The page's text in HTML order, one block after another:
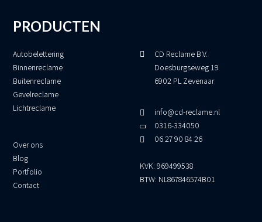
PRODUCTEN
Autobelettering
Binnenreclame
Buitenreclame
Gevelreclame
Lichtreclame
Over ons
Blog
Portfolio
Contact
CD Reclame B.V.
Doesburgseweg 19
6902 PL Zevenaar
info@cd-reclame.nl
0316-334050
06 27 90 84 26
KVK: 969499538
BTW: NL867846574B01